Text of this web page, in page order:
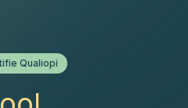
Qualiopi